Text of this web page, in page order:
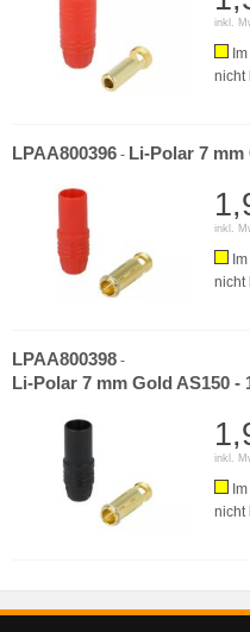
inkl.
nicht
LPAA800396 - Li-Polar 7
inkl.
nicht
LPAA800398 -
Li-Polar 7 mm Gold AS150 -
inkl.
nicht